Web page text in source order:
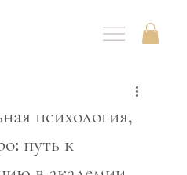
психология,
путь к